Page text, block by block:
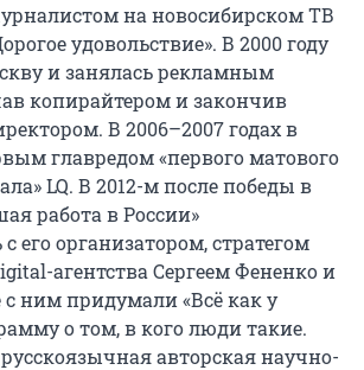
на новосибирском ТВ
удовольствие». В 2000 году
и занялась рекламным
копирайтером и закончив
В 2006–2007 годах в
главредом «первого матового
LQ. В 2012-м после победы в
работа в России»
его организатором, стратегом
агентства Сергеем Фененко и
с ним придумали «Всё как у
о том, в кого люди такие.
авторская научно-